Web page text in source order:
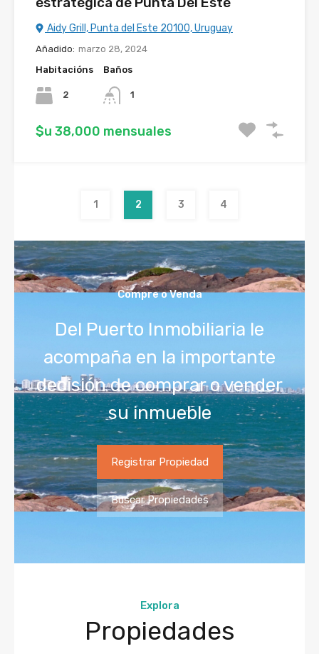
Aidy Grill, Punta del Este 20100, Uruguay
Añadido: marzo 28, 2024
Habitacións
2
Baños
1
$u 38,000 mensuales
1 2 3 4
Compre o Venda
Del Puerto Inmobiliaria le
acompaña en la importante
decisión de comprar o vender
su inmueble
Registrar Propiedad
Buscar Propiedades
Explora
Propiedades